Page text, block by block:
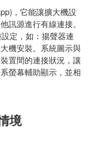
，它能讓擴大機設
訊源進行有線連接。
定，如：揚聲器連
機安裝。系統圖示與
置間的連接狀況，讓
螢幕輔助顯示，並相
境